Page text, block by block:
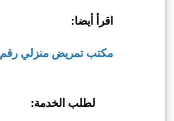
اقرأ أيضا:
مكتب تمريض منزلي رقم 1 في مصر.. 01022722283
لطلب الخدمة: